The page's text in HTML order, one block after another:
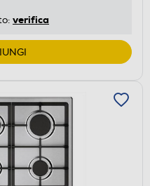
verifica